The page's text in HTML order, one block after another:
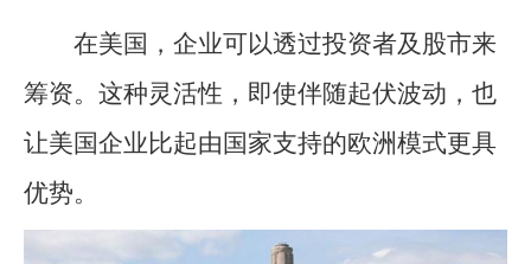
在美国，企业可以透过投资者及股市来
筹资。这种灵活性，即使伴随起伏波动，也
让美国企业比起由国家支持的欧洲模式更具
优势。